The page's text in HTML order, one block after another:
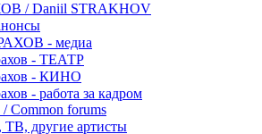
/ Daniil STRAKHOV
- медиа
- ТЕАТР
- КИНО
- работа за кадром
forums
другие артисты